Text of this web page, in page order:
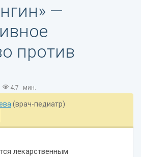
—
против
4.7 мин.
(врач-педиатр)
лекарственным